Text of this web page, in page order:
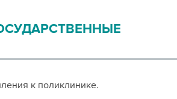
кполиклинике.